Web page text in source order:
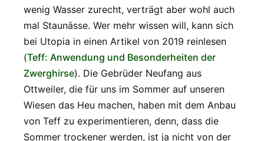
wenig Wasser zurecht, verträgt aber wohl auch
mal Staunässe. Wer mehr wissen will, kann sich
bei Utopia in einen Artikel von 2019 reinlesen
(Teff: Anwendung und Besonderheiten der
Zwerghirse). Die Gebrüder Neufang aus
Ottweiler, die für uns im Sommer auf unseren
Wiesen das Heu machen, haben mit dem Anbau
von Teff zu experimentieren, denn, dass die
Sommer trockener werden, ist ja nicht von der